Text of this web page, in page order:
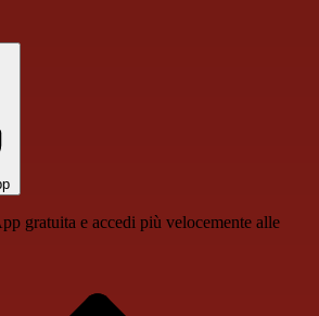
gratuita e accedi più velocemente alle